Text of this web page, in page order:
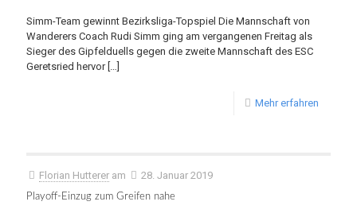
Simm-Team gewinnt Bezirksliga-Topspiel Die Mannschaft von
Wanderers Coach Rudi Simm ging am vergangenen Freitag als
Sieger des Gipfelduells gegen die zweite Mannschaft des ESC
Geretsried hervor[…]
Mehr erfahren
Florian Hutterer am 28. Januar 2019
Playoff-Einzug zum Greifen nahe